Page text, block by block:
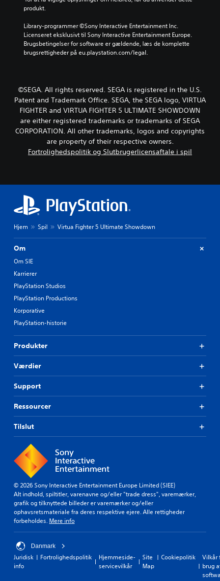
produkt.
Library-programmer ©Sony Interactive Entertainment Inc.
Licenseret eksklusivt til Sony Interactive Entertainment Europe.
Brugsbetingelser for software er gældende, læs de komplette
brugsrettigheder på eu.playstation.com/legal.
©SEGA. All rights reserved. SEGA is registered in the U.S.
Patent and Trademark Office. SEGA, the SEGA logo, VIRTUA
FIGHTER and VIRTUA FIGHTER 5 ULTIMATE SHOWDOWN
are either registered trademarks or trademarks of SEGA
CORPORATION. All other trademarks, logos and copyrights
are property of their respective owners.
Fortrolighedspolitik og Slutbrugerlicensaftale i spil
Hjem Spil Virtua Fighter 5 Ultimate Showdown
Om
Om SIE
Karrierer
PlayStation Studios
PlayStation Productions
Korporative
PlayStation-historie
Produkter
Værdier
Support
Ressourcer
Tilslut
© 2026 Sony Interactive Entertainment Europe Limited (SIEE)
Alt indhold, spiltitler, varenavne og/eller "trade dress", varemærker,
grafik og tilknyttede billeder er varemærker og/eller
ophavsretsmateriale fra deres respektive ejere. Alle rettigheder
forbeholdes. Mere info
Danmark
Juridisk
info
Fortrolighedspolitik
Hjemmeside-
servicevilkår
Site
Map
Cookiepolitik
Vilkår
brug